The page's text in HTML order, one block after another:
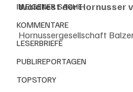
IN EIGENER SACHE
KOMMENTARE
LESERBRIEFE
PUBLIREPORTAGEN
TOPSTORY
Waldfest der Hornusser
Hornussergesellschaft